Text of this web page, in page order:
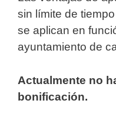
sin límite de
se aplican en
ayuntamiento de
Actualmente no
bonificación.